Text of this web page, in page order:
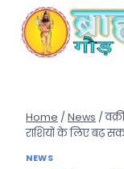
content
Home / News /
राशियों के लिए बढ़
NEWS